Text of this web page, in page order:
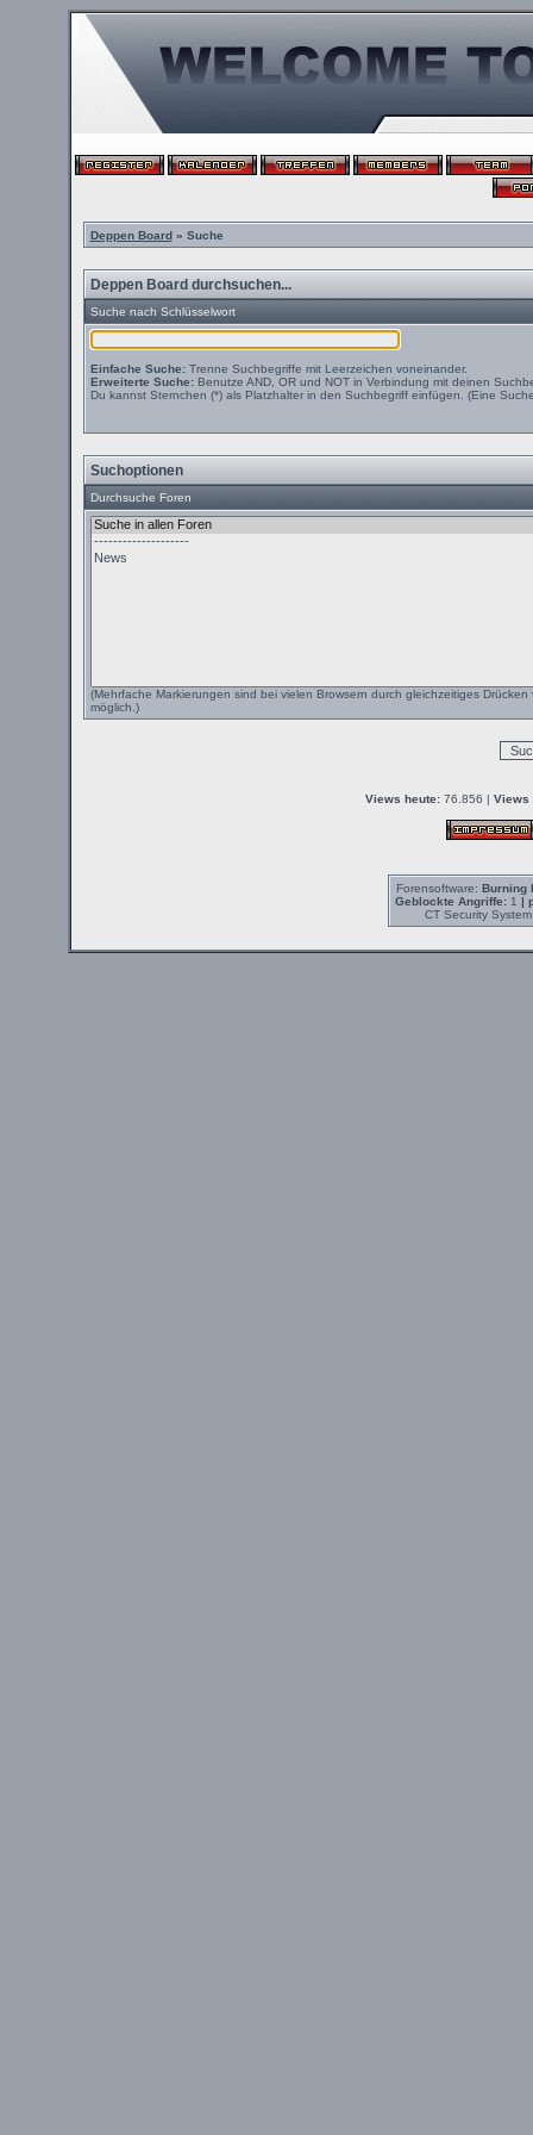
Deppen Board» Suche
Deppen Board durchsuchen...
Suche nach Schlüsselwort
Einfache Suche:Trenne Suchbegriffe mit Leerzeichen voneinander.
Erweiterte Suche:Benutze AND, OR und NOT in Verbindung mit deinen
Du kannst Sternchen (*) als Platzhalter in den Suchbegriff einfügen. (Eine
Suchoptionen
Durchsuche Foren
(Mehrfache Markierungen sind bei vielen Browsern durch gleichzeitiges Drücken
möglich.)
Views heute: 76.856 | Views
Forensoftware: Burning
Geblockte Angriffe:1 |
CT Security